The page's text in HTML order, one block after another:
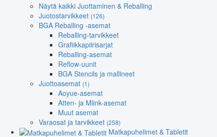
Näytä kaikki Juottaminen & Reballing
Juotostarvikkeet (126)
BGA Reballing -asemat
Reballing-tarvikkeet
Grafiikkapiirisarjat
Reballing-asemat
Reflow-uunit
BGA Stencils ja mallineet
Juottoasemat (1)
Aoyue-asemat
Atten- ja Mlink-asemat
Muut asemat
Varaosat ja tarvikkeet (258)
Matkapuhelimet & Tabletit